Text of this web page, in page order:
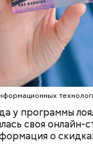
у программы
своя онлайн-
о
москвича
гостиницы,
МОСКВА
в пяти
ЦОДД:
жилища Мастера.
— это подвал
Здесь
Топлениновы.
гости и работал